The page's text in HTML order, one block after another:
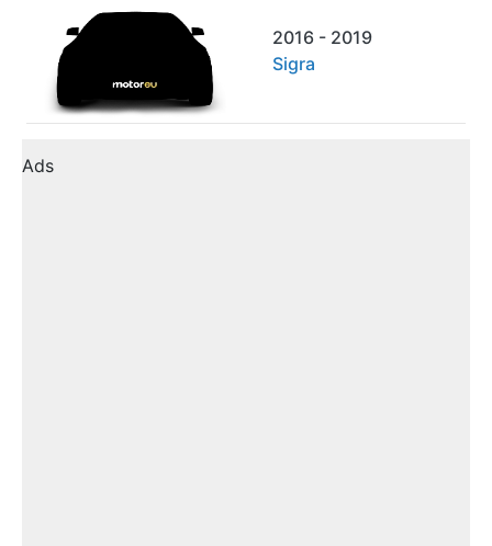
2016 - 2019
Sigra
Ads